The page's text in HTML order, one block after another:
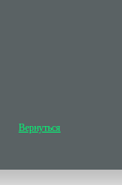
Вернуться